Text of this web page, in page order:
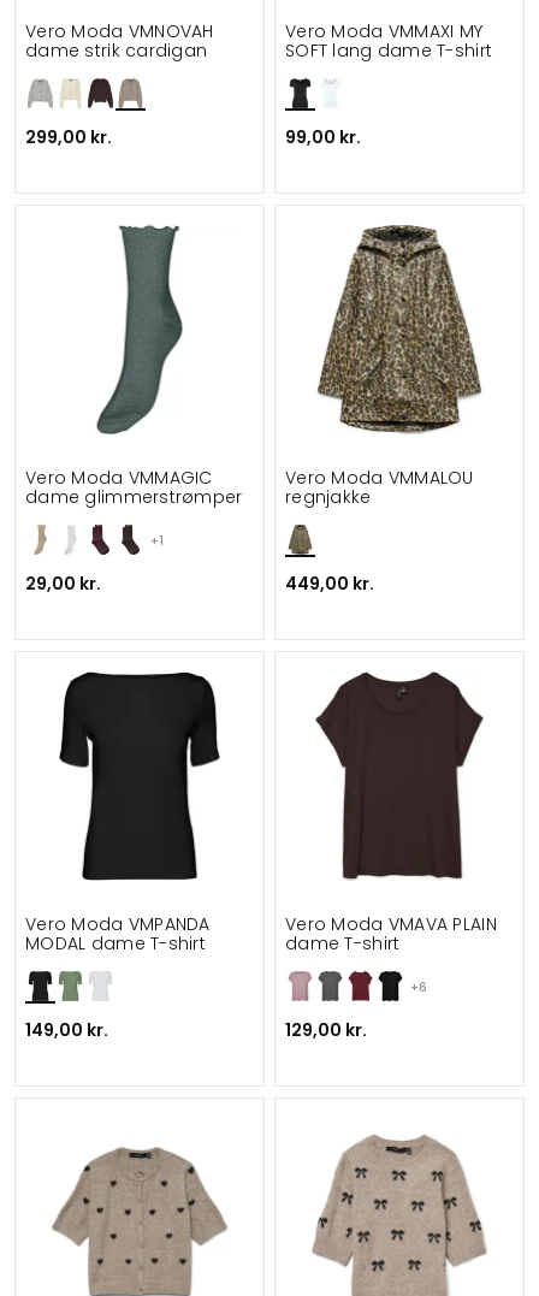
Vero Moda VMNOVAH
dame strik cardigan
299,00 kr.
Vero Moda VMMAXI MY
SOFT lang dame T-shirt
99,00 kr.
+1
Vero Moda VMMAGIC
dame glimmerstrømper
29,00 kr.
Vero Moda VMMALOU
regnjakke
449,00 kr.
Vero Moda VMPANDA
MODAL dame T-shirt
149,00 kr.
+6
Vero Moda VMAVA PLAIN
dame T-shirt
129,00 kr.